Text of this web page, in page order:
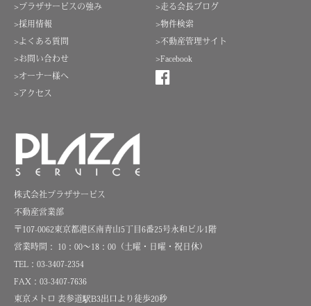
>走る会長ブログ
>物件検索
>不動産管理サイト
>Facebook
>プラザサービスの強み
>採用情報
>よくある質問
>お問い合わせ
>オーナー様へ
>アクセス
株式会社プラザサービス
不動産営業部
〒107-0062東京都港区南青山5丁目6番25号永和ビル1階
営業時間： 10：00～18：00（土曜・日曜・祝日休）
TEL：03-3407-2354
FAX：03-3407-7636
東京メトロ 表参道駅B3出口より徒歩20秒